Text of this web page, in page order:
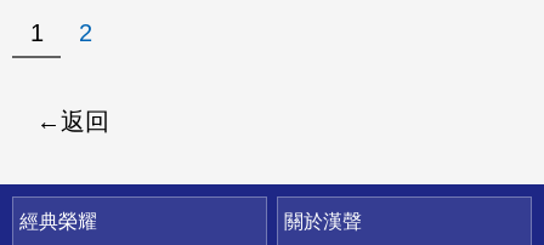
1 2
返回
快速連結
經典榮耀
關於漢聲